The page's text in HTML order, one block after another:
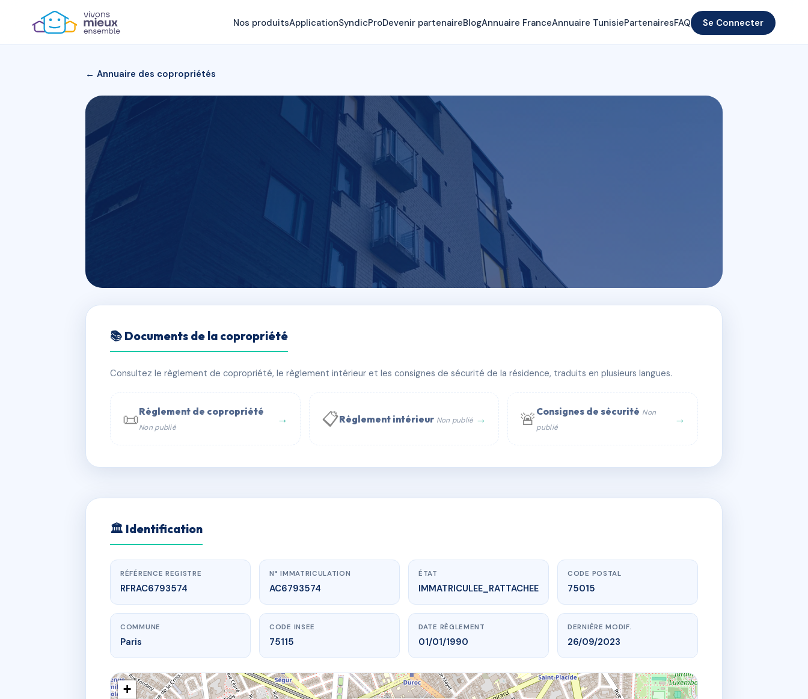
Nos produitsApplicationSyndicProDevenir partenaireBlogAnnuaire FranceAnnuaire TunisiePartenairesFAQ Se Connecter
← Annuaire des copropriétés
24 RUE FALGUIERE
📍 24 r falguiere 75015 Paris
📞 Contacter Syndic Digital 💬 WhatsApp
📚 Documents de la copropriété
Consultez le règlement de copropriété, le règlement intérieur et les consignes de sécurité de la résidence, traduits en plusieurs langues.
📜Règlement de copropriété
Non publié
→ 📋Règlement intérieur Non publié → 🚨 Consignes de sécurité Non
publié
→
AC6793574 🇫🇷
🏛 Identification
RÉFÉRENCE REGISTRE
RFRAC6793574
N° IMMATRICULATION
AC6793574
ÉTAT
IMMATRICULEE_RATTACHEE
CODE POSTAL
75015
COMMUNE
Paris
CODE INSEE
75115
DATE RÈGLEMENT
01/01/1990
DERNIÈRE MODIF.
26/09/2023
+